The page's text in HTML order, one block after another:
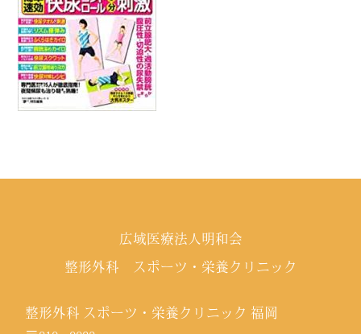
広域医療法人明和会
整形外科 スポーツ・栄養クリニック
整形外科 スポーツ・栄養クリニック 福岡